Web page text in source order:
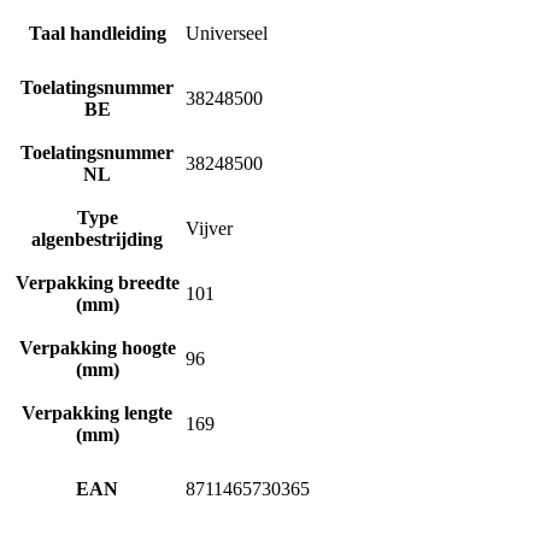
Taal handleiding Universeel
Toelatingsnummer
BE
38248500
Toelatingsnummer
NL
38248500
Type
algenbestrijding
Vijver
Verpakking breedte
(mm)
101
Verpakking hoogte
(mm)
96
Verpakking lengte
(mm)
169
EAN 8711465730365